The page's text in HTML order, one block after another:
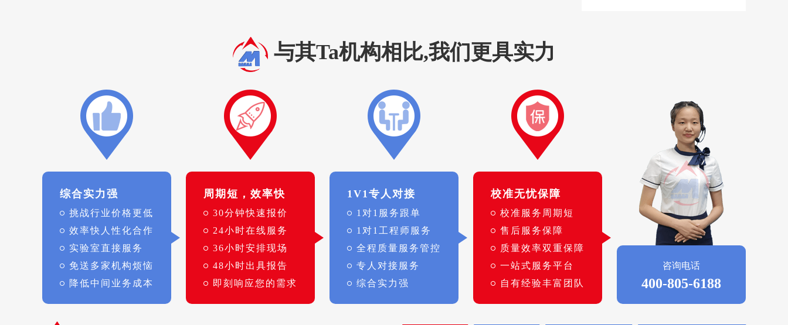
与其Ta机构相比,我们更具实力
综合实力强
挑战行业价格更低
效率快人性化合作
实验室直接服务
免送多家机构烦恼
降低中间业务成本
周期短，效率快
30分钟快速报价
24小时在线服务
36小时安排现场
48小时出具报告
即刻响应您的需求
1V1专人对接
1对1服务跟单
1对1工程师服务
全程质量服务管控
专人对接服务
综合实力强
校准无忧保障
校准服务周期短
售后服务保障
质量效率双重保障
一站式服务平台
自有经验丰富团队
咨询电话
400-805-6188